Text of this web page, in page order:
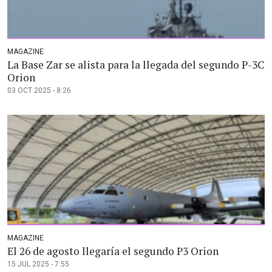
MAGAZINE
La Base Zar se alista para la llegada del segundo P-3C
Orion
03 OCT 2025 - 8:26
MAGAZINE
El 26 de agosto llegaría el segundo P3 Orion
15 JUL 2025 - 7:55